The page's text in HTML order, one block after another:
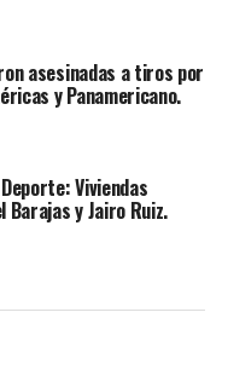
para
la ciudad y abordar
CONCLUSIONES
asesinadas a tiros por
y Panamericano.
Viviendas
Barajas y Jairo Ruiz.